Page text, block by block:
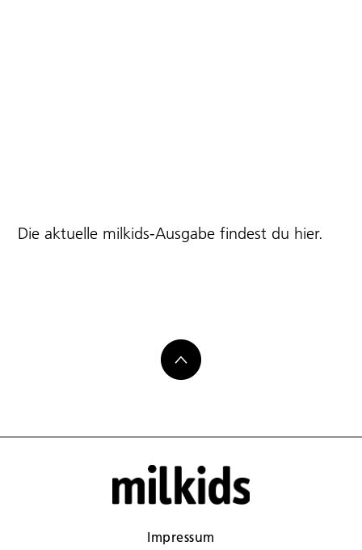
Die aktuelle milkids-Ausgabe findest du hier.
Impressum